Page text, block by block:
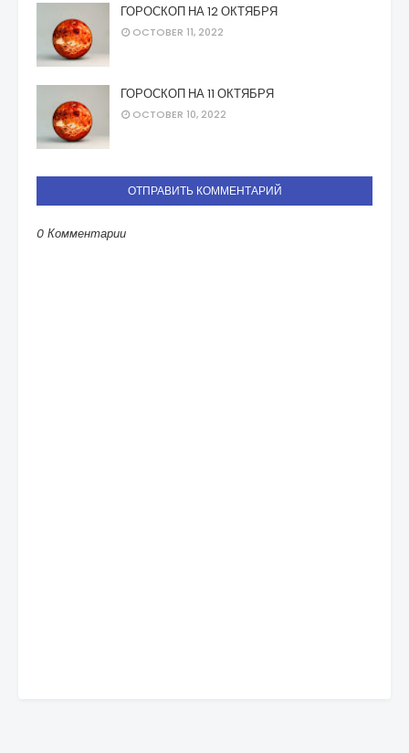
ГОРОСКОП НА 12 ОКТЯБРЯ
OCTOBER 11, 2022
ГОРОСКОП НА 11 ОКТЯБРЯ
OCTOBER 10, 2022
ОТПРАВИТЬ КОММЕНТАРИЙ
0 Комментарии